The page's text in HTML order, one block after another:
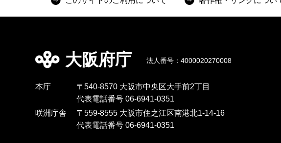
大阪府庁 法人番号：4000020270008
本庁
〒540-8570 大阪市中央区大手前2丁目
代表電話番号 06-6941-0351
咲洲庁舎
〒559-8555 大阪市住之江区南港北1-14-16
代表電話番号 06-6941-0351